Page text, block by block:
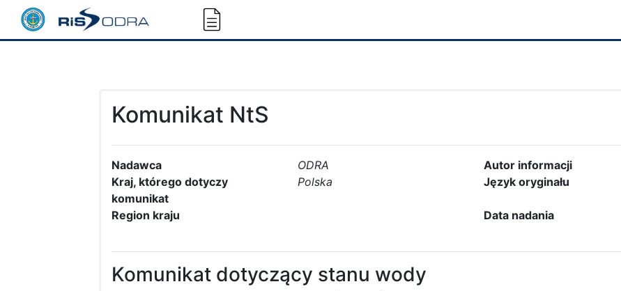
Komunikat NtS
Nadawca ODRA Autor informacji
Kraj, którego dotyczy
komunikat
Polska Język oryginału
Region kraju Data nadania
Komunikat dotyczący stanu wody